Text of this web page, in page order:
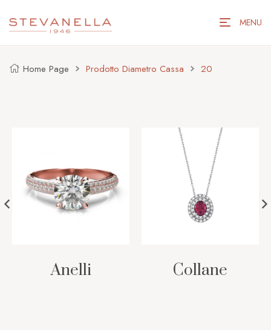
MENU
Home Page Prodotto Diametro Cassa 20
Anelli Collane